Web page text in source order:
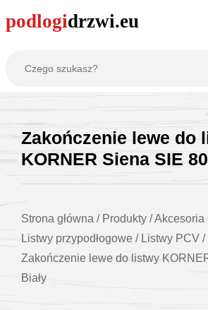
Zakończenie lewe do
KORNER Siena SIE
Strona główna / Produkty /Akcesoria
Listwy przypodłogowe / Listwy PCV /
Zakończenie lewe do listwy
Biały